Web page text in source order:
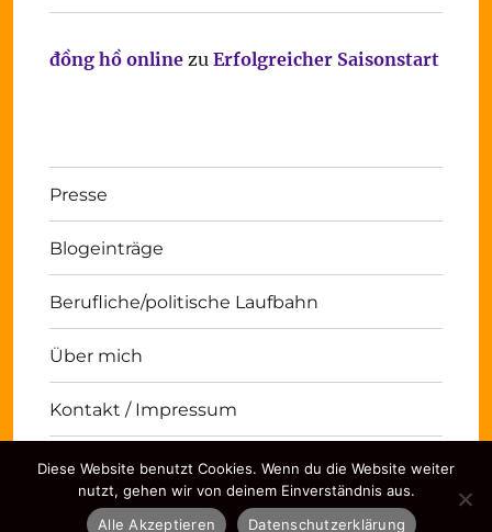
đồng hồ onlinezu Erfolgreicher Saisonstart
Presse
Blogeinträge
Berufliche/politische Laufbahn
Über mich
Kontakt / Impressum
Michael Panse Kontakt / Impressum
Stolz
präsentiert von WordPress
Diese Website benutzt Cookies. Wenn du die Website weiter
nutzt, gehen wir von deinem Einverständnis aus.
Alle Akzeptieren
Datenschutzerklärung